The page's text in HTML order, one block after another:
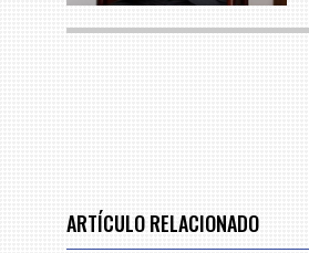
ARTÍCULO RELACIONADO